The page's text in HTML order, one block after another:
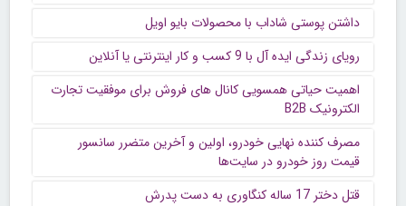
داشتن پوستی شاداب با محصولات بایو اویل
رویای زندگی ایده آل با 9 کسب و کار اینترنتی یا آنلاین
اهمیت حیاتی همسویی کانال های فروش برای موفقیت تجارت
الکترونیک B2B
مصرف کننده نهایی خودرو، اولین و آخرین متضرر سانسور
قیمت روز خودرو در سایت‌ها
قتل دختر 17 ساله کنگاوری به دست پدرش